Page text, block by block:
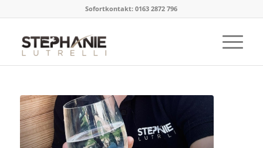
Sofortkontakt: 0163 2872 796